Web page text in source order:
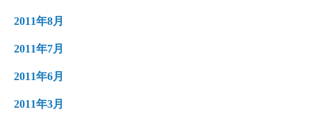
2011年8月
2011年7月
2011年6月
2011年3月